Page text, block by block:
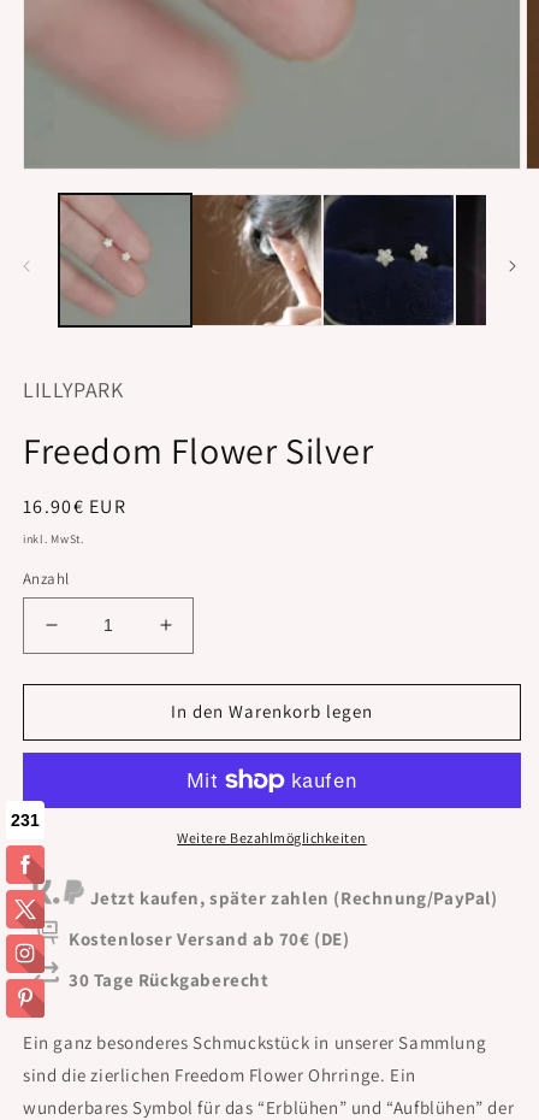
öffnen
LILLYPARK
Freedom Flower Silver
Normaler
Preis
16.90€ EUR
inkl. MwSt.
Anzahl
Verringere
die
Menge
Freedom
Erhöhe
die
Menge
für
Freedom
Silver
In den Warenkorb legen
Weitere Bezahlmöglichkeiten
Jetzt kaufen, später zahlen (Rechnung/PayPal)
Kostenloser Versand ab 70€ (DE)
30 Tage Rückgaberecht
Ein ganz besonderes Schmuckstück in unserer Sammlung
sind die zierlichen Freedom Flower Ohrringe. Ein
wunderbares Symbol für das “Erblühen” und “Aufblühen” der